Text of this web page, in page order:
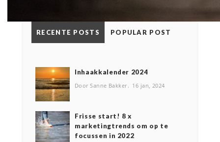
RECENTE POSTS POPULAR POST
Inhaakkalender 2024
Door Sanne Bakker 16 jan, 2024
Frisse start! 8 x
marketingtrends om op te
focussen in 2022